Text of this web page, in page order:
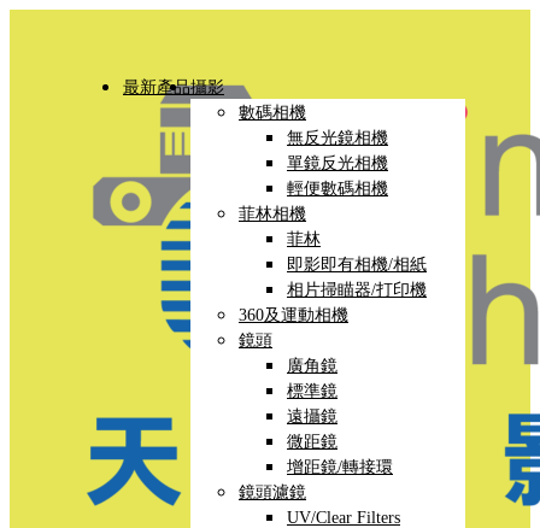
最新產品攝影
數碼相機
無反光鏡相機
單鏡反光相機
輕便數碼相機
菲林相機
菲林
即影即有相機/相紙
相片掃瞄器/打印機
360及運動相機
鏡頭
廣角鏡
標準鏡
遠攝鏡
微距鏡
增距鏡/轉接環
鏡頭濾鏡
UV/Clear Filters